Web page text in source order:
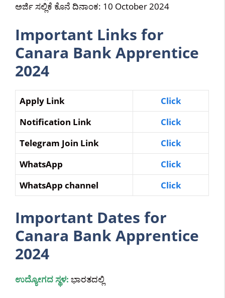
ಅರ್ಜಿ ಸಲ್ಲಿಕೆ ಕೊನೆ ದಿನಾಂಕ: 10 October 2024
Important Links for
Canara Bank Apprentice
2024
Apply Link
Click
Notification Link
Click
Telegram Join Link
Click
WhatsApp
Click
WhatsApp channel
Click
Important Dates for
Canara Bank Apprentice
2024
ಉದ್ಯೋಗದ ಸ್ಥಳ: ಭಾರತದಲ್ಲಿ